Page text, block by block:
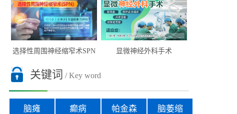
选择性周围神经缩窄术SPN 显微神经外科手术
关键词 / Key word
脑瘫 癫病 帕金森 脑萎缩